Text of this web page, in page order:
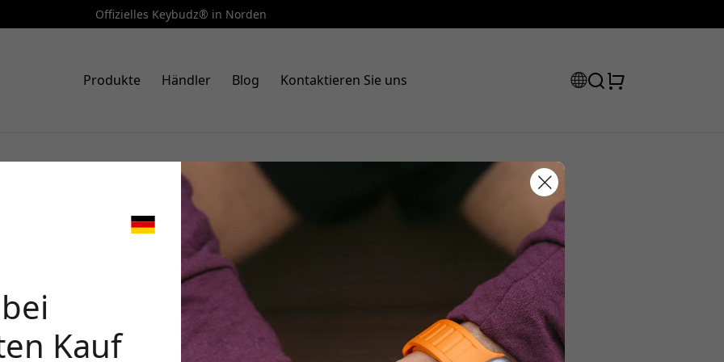
Offizielles Keybudz® in Norden
Produkte Händler Blog Kontaktieren Sie uns
Zubehör für AirPods, AirTag und Apple Watch.
Ohrstöpsel-Aufsätzen bis hin zu präzisen
– jedes Produkt ist für den Alltag von Apple
und Taschen sowie bequeme Apple Watch-
Kauf
🎉 Dein Rabattcode:
Verwende diesen Code an der Kasse, um 15% Rabatt zu